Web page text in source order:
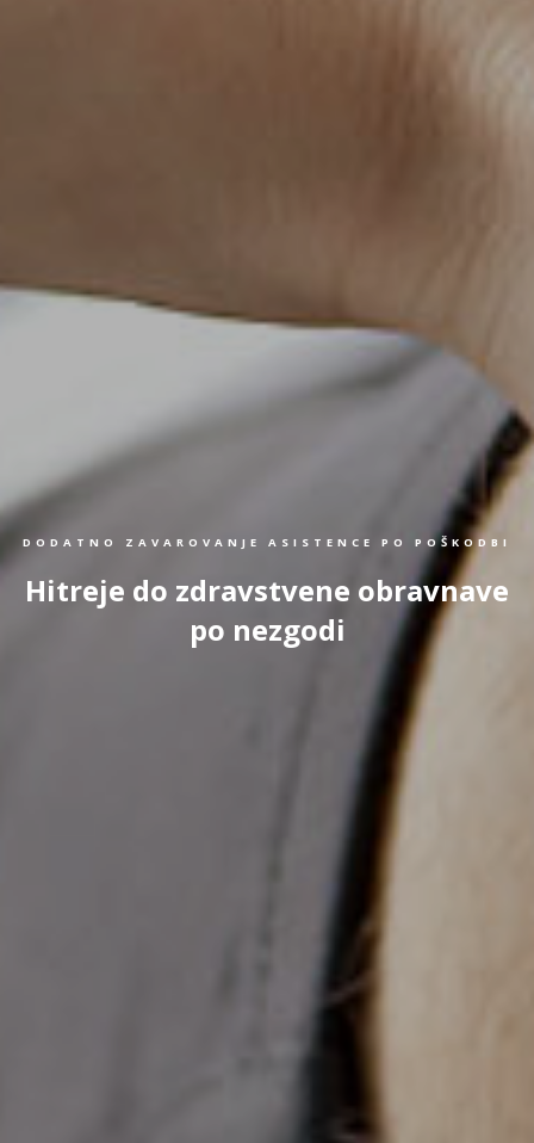
DODATNO ZAVAROVANJE ASISTENCE PO POŠKODBI
Hitreje do zdravstvene obravnave
po nezgodi